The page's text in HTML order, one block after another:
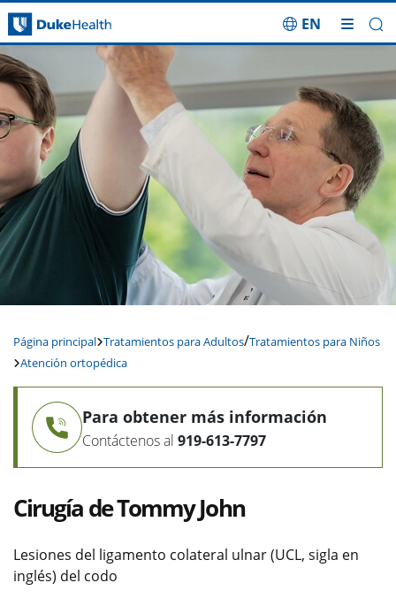
Saltar navegación
EN
Página principal Tratamientos para Adultos/Tratamientos para Niños
Atención ortopédica
Para obtener más información
Contáctenos al 919-613-7797
Cirugía de Tommy John
Lesiones del ligamento colateral ulnar (UCL, sigla en
inglés) del codo